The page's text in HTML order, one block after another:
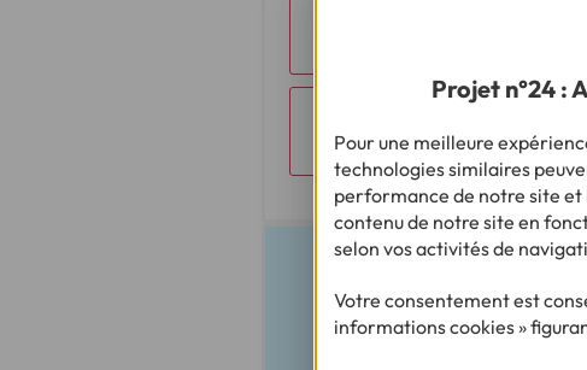
Télécharger
Télécharger le
Projet n°24 :
Pour une meilleure
technologies similaires
performance de notre site et
contenu de notre site en
selon vos activités de
Votre consentement est
informations cookies »